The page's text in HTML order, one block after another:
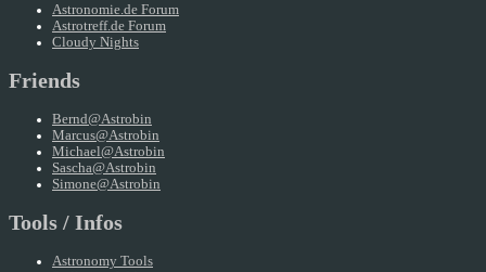
Astronomie.de Forum
Astrotreff.de Forum
Cloudy Nights
Friends
Bernd@Astrobin
Marcus@Astrobin
Michael@Astrobin
Sascha@Astrobin
Simone@Astrobin
Tools / Infos
Astronomy Tools